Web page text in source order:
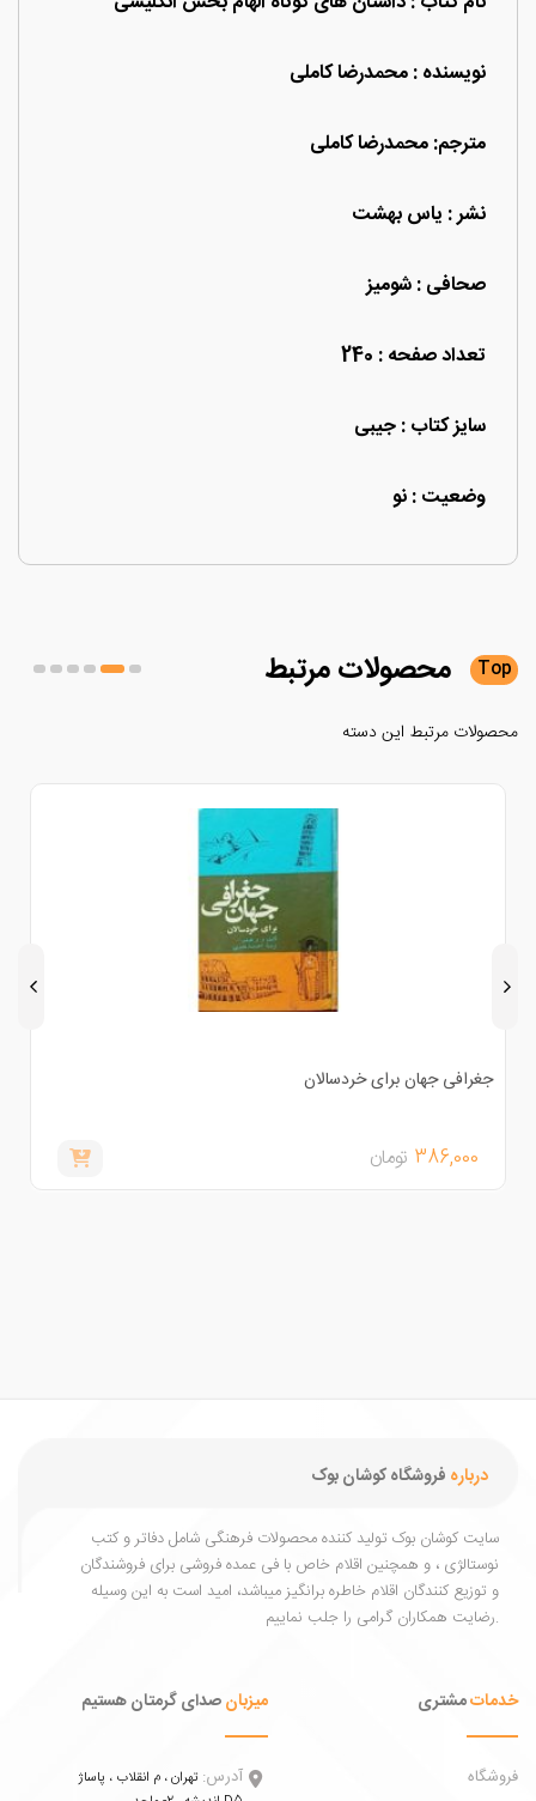
نویسنده : محمدرضا کاملی
مترجم: محمدرضا کاملی
نشر : یاس بهشت
صحافی : شومیز
تعداد صفحه : 240
سایز کتاب : جیبی
وضعیت :نو
محصولاتمرتبط
مرتبط این دسته
جهان برای خردسالان
386,000تومان
فروشگاه کوشان بوک
کوشان بوک تولید کننده محصولات فرهنگی شامل دفاتر و کتب
، و همچنین اقلام خاص با فی عمده فروشی برای فروشندگان
کنندگان اقلام خاطره برانگیز میباشد، امید است به این وسیله
مشتری صدای گرمتان هستیم
آدرس:تهران ، م انقلاب ، پاساژ